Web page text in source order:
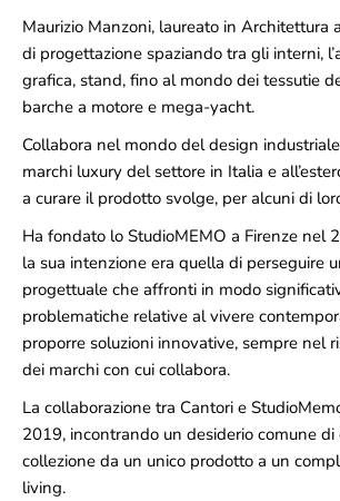
Maurizio Manzoni, laureato in Architettura
di progettazione spaziando tra gli interni,
grafica, stand, fino al mondo dei tessutie
barche a motore e mega-yacht.
Collabora nel mondo del design
marchi luxury del settore in Italia e
a curare il prodotto svolge, per alcuni di
Ha fondato lo StudioMEMO a Firenze nel
la sua intenzione era quella di perseguire
progettuale che affronti in modo
problematiche relative al vivere
proporre soluzioni innovative, sempre nel
dei marchi con cui collabora.
La collaborazione tra Cantori e
2019, incontrando un desiderio comune di
collezione da un unico prodotto a un
living.